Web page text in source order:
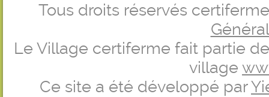
Tous droits réservés
Le Village certiferme fait partie
village
Ce site a été développé par